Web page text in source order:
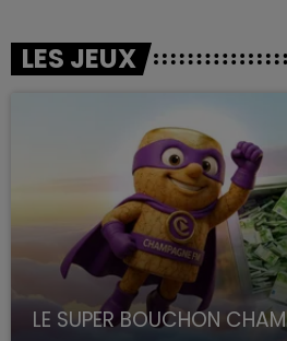
LES JEUX
LE SUPER BOUCHON